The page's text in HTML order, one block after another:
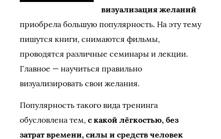
визуализация желаний
приобрела большую популярность. На эту тему
пишутся книги, снимаются фильмы,
проводятся различные семинары и лекции.
Главное — научиться правильно
визуализировать свои желания.
Популярность такого вида тренинга
обусловлена тем, с какой лёгкостью, без
затрат времени, силы и средств человек